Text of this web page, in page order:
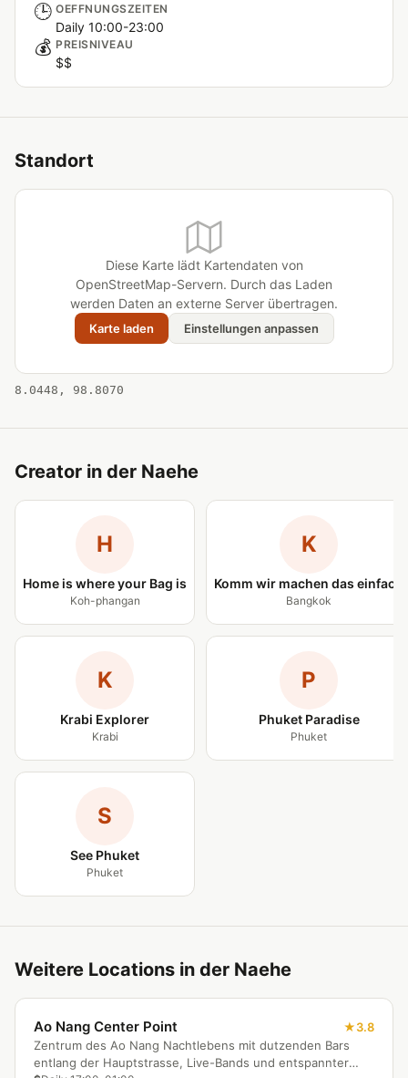
🕒 OEFFNUNGSZEITEN
Daily 10:00-23:00
💰 PREISNIVEAU
$$
Standort
Diese Karte lädt Kartendaten von
OpenStreetMap-Servern. Durch das Laden
werden Daten an externe Server übertragen.
Karte laden Einstellungen anpassen
8.0448, 98.8070
Creator in der Naehe
H
Home is where your Bag is
Koh-phangan
K
Komm wir machen das einfach
Bangkok
K
Krabi Explorer
Krabi
P
Phuket Paradise
Phuket
S
See Phuket
Phuket
Weitere Locations in der Naehe
Ao Nang Center Point
3.8
Zentrum des Ao Nang Nachtlebens mit dutzenden Bars
entlang der Hauptstrasse, Live-Bands und entspannter